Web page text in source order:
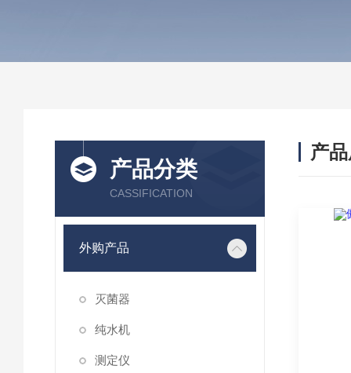
产品分类
CASSIFICATION
外购产品
灭菌器
纯水机
测定仪
产